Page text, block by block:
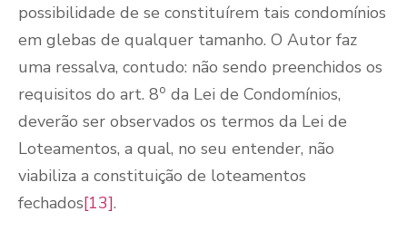
possibilidade de se constituírem tais condomínios
em glebas de qualquer tamanho. O Autor faz
uma ressalva, contudo: não sendo preenchidos os
requisitos do art. 8o da Lei de Condomínios,
deverão ser observados os termos da Lei de
Loteamentos, a qual, no seu entender, não
viabiliza a constituição de loteamentos
fechados[13].